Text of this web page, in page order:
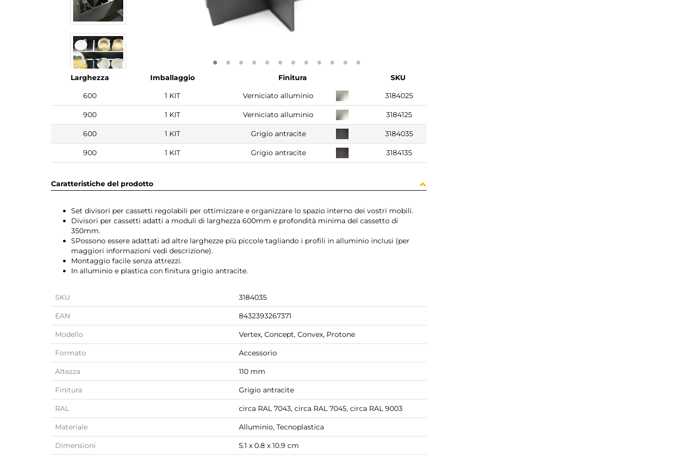
Larghezza Imballaggio Finitura
SKU
600
1 KIT Verniciato alluminio 3184025
900 1 KIT Verniciato alluminio 3184125
600 1 KIT Grigio antracite 3184035
900 1 KIT Grigio antracite 3184135
Caratteristiche del prodotto
Set divisori per cassetti regolabili per ottimizzare e organizzare lo spazio interno dei vostri mobili.
Divisori per cassetti adatti a moduli di larghezza 600mm e profondità minima del cassetto di
350mm.
SPossono essere adattati ad altre larghezze più piccole tagliando i profili in alluminio inclusi (per
maggiori informazioni vedi descrizione).
Montaggio facile senza attrezzi.
In alluminio e plastica con finitura grigio antracite.
SKU 3184035
EAN 8432393267371
Modello Vertex, Concept, Convex, Protone
Formato Accessorio
Altezza 110 mm
Finitura Grigio antracite
RAL circa RAL 7043, circa RAL 7045, circa RAL 9003
Materiale Alluminio, Tecnoplastica
Dimensioni 5.1 x 0.8 x 10.9 cm